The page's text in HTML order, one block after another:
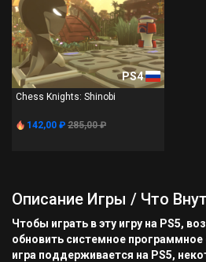
PS4
Chess Knights: Shinobi
142,00 ₽ 285,00 ₽
Описание Игры / Что
Чтобы играть в эту игру на PS5,
обновить системное программное
игра поддерживается на PS5,